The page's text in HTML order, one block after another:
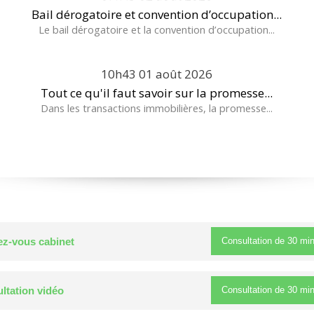
Bail dérogatoire et convention d’occupation...
Le bail dérogatoire et la convention d’occupation...
10h43 01 août 2026
Tout ce qu'il faut savoir sur la promesse...
Dans les transactions immobilières, la promesse...
vous cabinet Consultation de 30 min
vidéo Consultation de 30 min